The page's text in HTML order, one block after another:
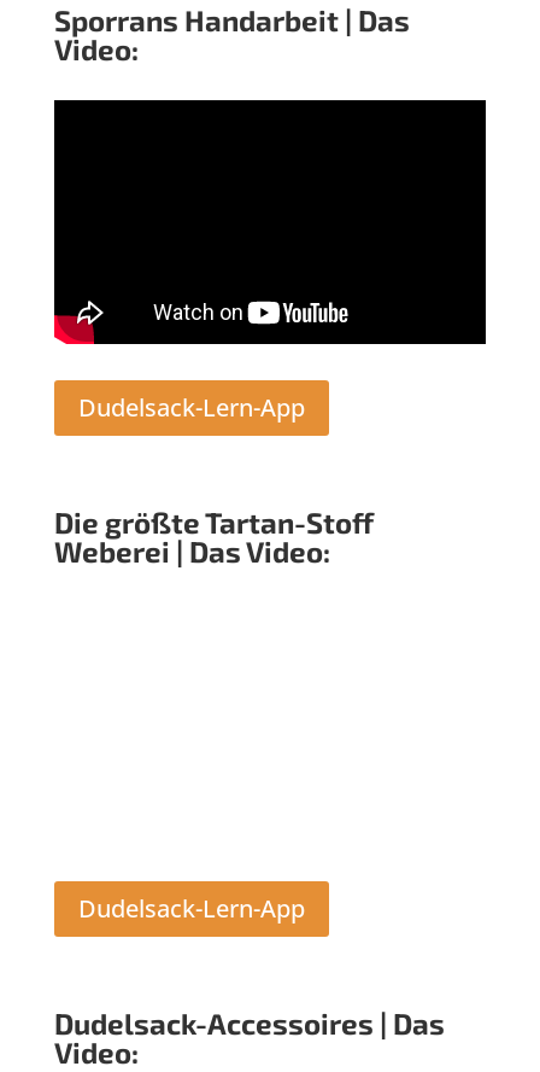
Sporrans Handarbeit | Das
Video:
Dudelsack-Lern-App
Die größte Tartan-Stoff
Weberei | Das Video:
Dudelsack-Lern-App
Dudelsack-Accessoires | Das
Video: